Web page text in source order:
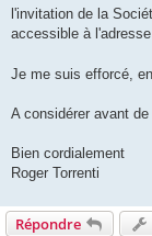
l'invitation de la
accessible à l'adresse
Je me suis efforcé,
A considérer avant
Bien cordialement
Roger Torrenti
Répondre